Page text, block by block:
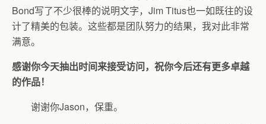
Bond写了不少很棒的说明文字，Jim Titus也一如既往的设
计了精美的包装。这些都是团队努力的结果，我对此非常
满意。
感谢你今天抽出时间来接受访问，祝你今后还有更多卓越
的作品！
谢谢你Jason，保重。